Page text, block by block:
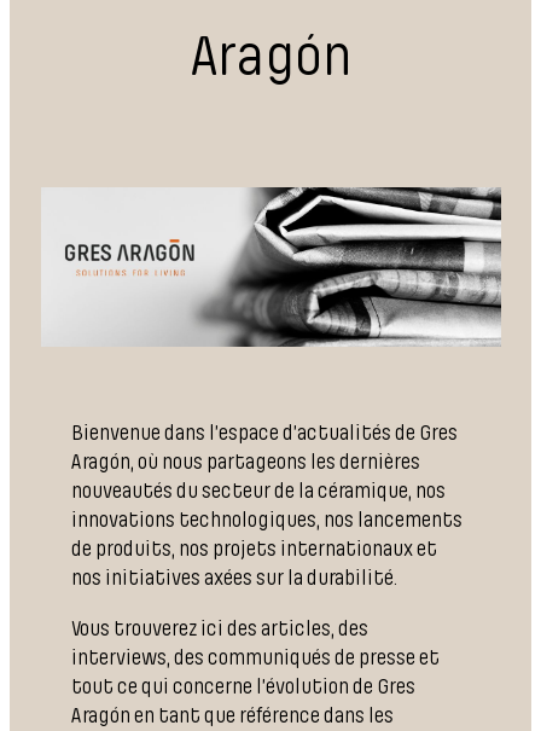
Aragón
Bienvenue dans l’espace d’actualités de Gres
Aragón, où nous partageons les dernières
nouveautés du secteur de la céramique, nos
innovations technologiques, nos lancements
de produits, nos projets internationaux et
nos initiatives axées sur la durabilité.
Vous trouverez ici des articles, des
interviews, des communiqués de presse et
tout ce qui concerne l’évolution de Gres
Aragón en tant que référence dans les